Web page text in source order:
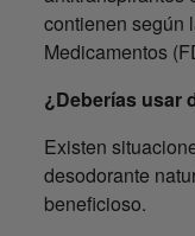
contienen según
Medicamentos
¿Deberías usar
Existen
desodorante
beneficioso.